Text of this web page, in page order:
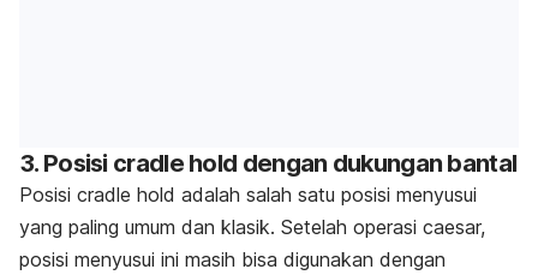
3. Posisi cradle hold dengan dukungan bantal
Posisi cradle hold adalah salah satu posisi menyusui
yang paling umum dan klasik. Setelah operasi caesar,
posisi menyusui ini masih bisa digunakan dengan